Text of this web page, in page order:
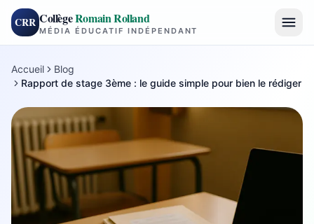
CRR CollègeRomain Rolland
MÉDIA ÉDUCATIF INDÉPENDANT
Accueil
Blog
Rapport de stage 3ème : le guide simple pour bien le rédiger